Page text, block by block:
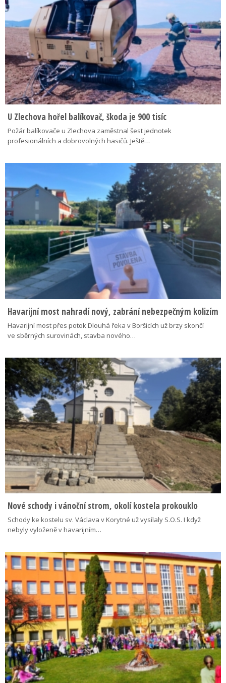
U Zlechova hořel balíkovač, škoda je 900 tisíc
Požár balíkovače u Zlechova zaměstnal šest jednotek
profesionálních a dobrovolných hasičů. Ještě…
Havarijní most nahradí nový, zabrání nebezpečným kolizím
Havarijní most přes potok Dlouhá řeka v Boršicích už brzy skončí
ve sběrných surovinách, stavba nového…
Nové schody i vánoční strom, okolí kostela prokouklo
Schody ke kostelu sv. Václava v Korytné už vysílaly S.O.S. I když
nebyly vyloženě v havarijním…